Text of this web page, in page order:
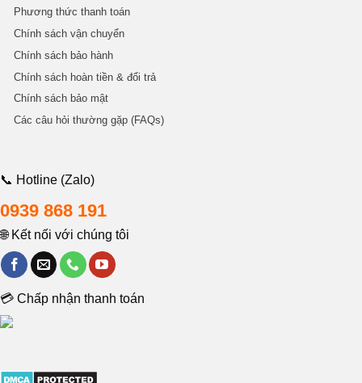
Phương thức thanh toán
Chính sách vận chuyển
Chính sách bảo hành
Chính sách hoàn tiền & đổi trả
Chính sách bảo mật
Các câu hỏi thường gặp (FAQs)
📞 Hotline (Zalo)
0939 868 191
🌐 Kết nối với chúng tôi
💳 Chấp nhận thanh toán